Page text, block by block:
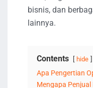
bisnis, dan
lainnya.
Contents hide
Apa Pengertian
Mengapa